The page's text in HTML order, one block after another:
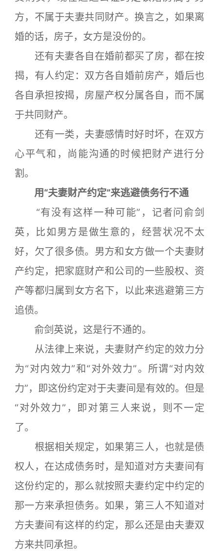
方，不属于夫妻共同财产。换言之，如果离
婚的话，房子，女方是没份的。
还有夫妻各自在婚前都买了房，都在按
揭，有人约定：双方各自婚前房产，婚后也
各自承担按揭，房屋产权分属各自，而不属
于共同财产。
还有一类，夫妻感情时好时坏，在双方
心平气和，尚能沟通的时候把财产进行分
割。
用“夫妻财产约定”来逃避债务行不通
“有没有这样一种可能”，记者问俞剑
英，比如男方是做生意的，经营状况不太
好，欠了很多债。男方和女方做一个夫妻财
产约定，把家庭财产和公司的一些股权、资
产等都归属到女方名下，以此来逃避第三方
追债。
俞剑英说，这是行不通的。
从法律上来说，夫妻财产约定的效力分
为“对内效力”和“对外效力”。所谓“对内效
力”，即这份约定对于夫妻间是有效的。但是
“对外效力”，即对第三人来说，则不一定
了。
根据相关规定，如果第三人，也就是债
权人，在达成债务时，是知道对方夫妻间有
这份约定的，那么就按照夫妻约定中约定的
那一方来承担债务。如果，第三人不知道对
方夫妻间有这样的约定，那么还是由夫妻双
方来共同承担。